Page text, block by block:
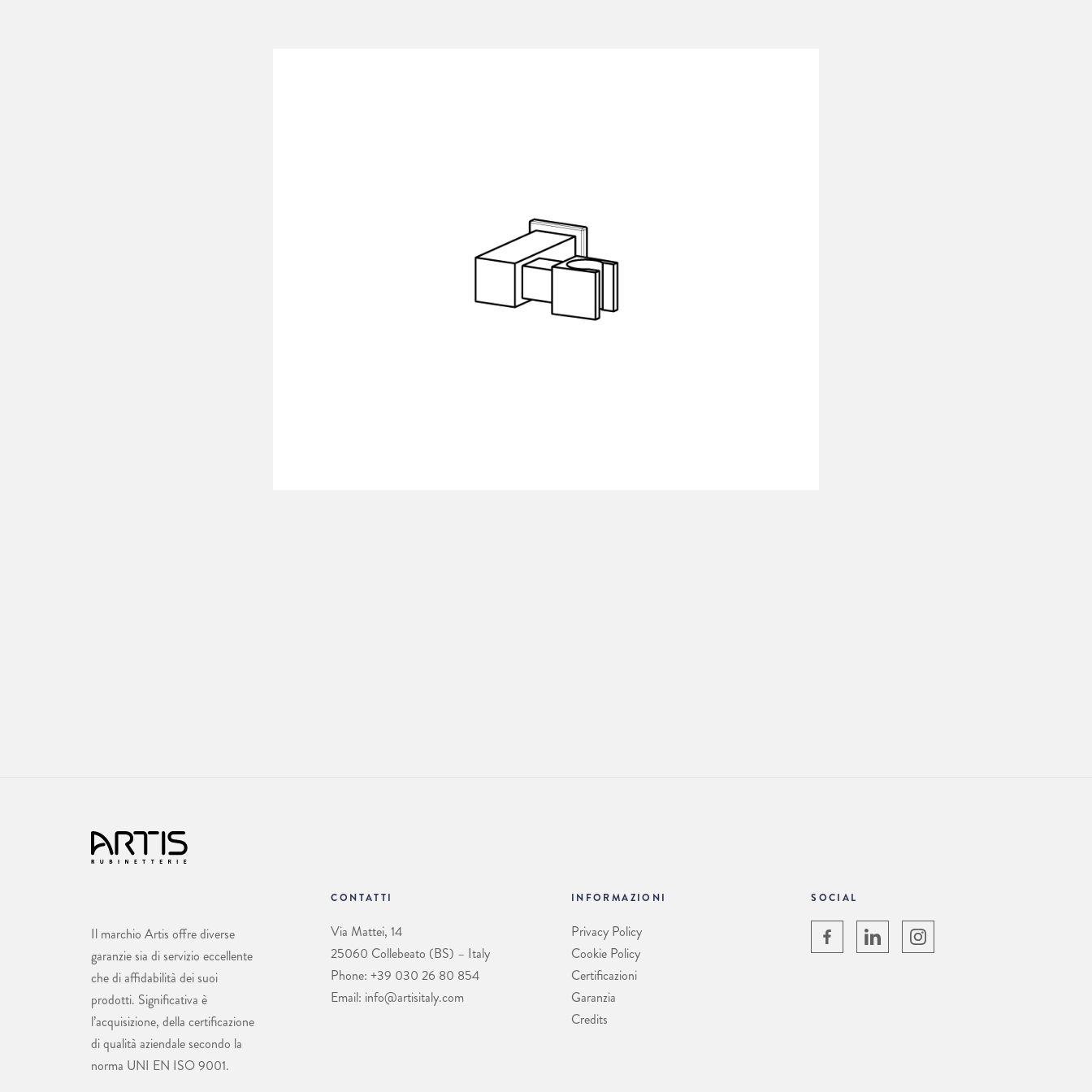
Il marchio Artis offre diverse
garanzie sia di servizio eccellente
che di affidabilità dei suoi
prodotti. Significativa è
l’acquisizione, della certificazione
di qualità aziendale secondo la
norma UNI EN ISO 9001.
CONTATTI
Via Mattei, 14
25060 Collebeato (BS) – Italy
Phone: +39 030 26 80 854
Email: info@artisitaly.com
INFORMAZIONI
Privacy Policy
Cookie Policy
Certificazioni
Garanzia
Credits
SOCIAL